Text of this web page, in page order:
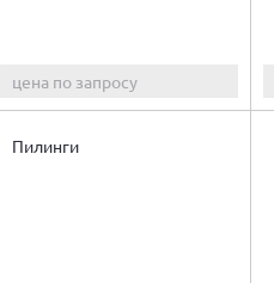
цена по запросу
Пилинги